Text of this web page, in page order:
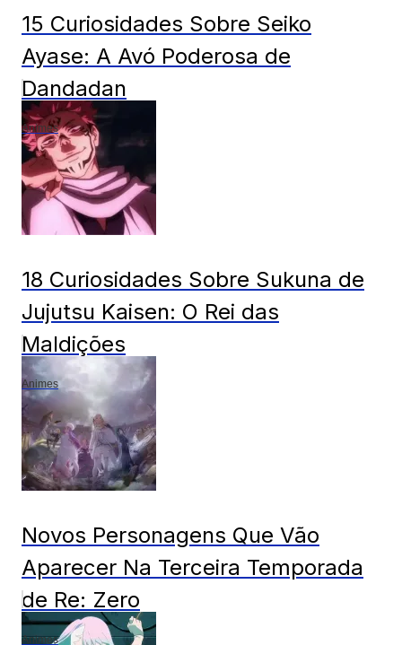
15 Curiosidades Sobre Seiko
Ayase: A Avó Poderosa de
Dandadan
Animes
18 Curiosidades Sobre Sukuna de
Jujutsu Kaisen: O Rei das
Maldições
Animes
Novos Personagens Que Vão
Aparecer Na Terceira Temporada
de Re: Zero
Animes